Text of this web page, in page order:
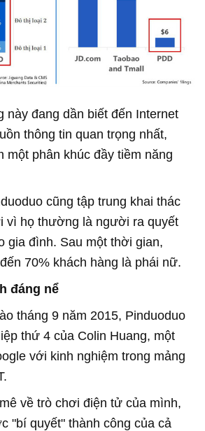
này đang dần biết đến Internet
thông tin quan trọng nhất,
một phân khúc đầy tiềm năng
cũng tập trung khai thác
vì họ thường là người ra quyết
gia đình. Sau một thời gian,
70% khách hàng là phái nữ.
đáng nể
tháng 9 năm 2015, Pinduoduo
thứ 4 của Colin Huang, một
với kinh nghiệm trong mảng
về trò chơi điện tử của mình,
"bí quyết" thành công của cả